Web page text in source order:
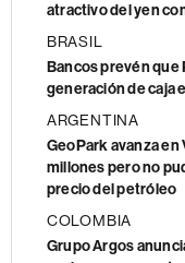
atractivo del yen
BRASIL
Bancos prevén
generación de caja
ARGENTINA
GeoPark avanza en
millones pero no
precio del petróleo
COLOMBIA
Grupo Argos